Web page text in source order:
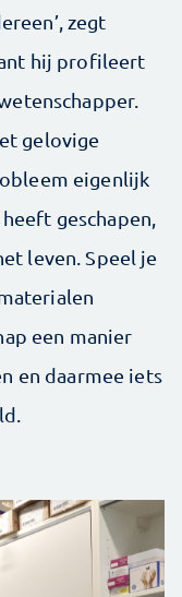
zegt
hij profileert
gelovige
eigenlijk
geschapen,
leven. Speel je
een manier
en daarmee iets